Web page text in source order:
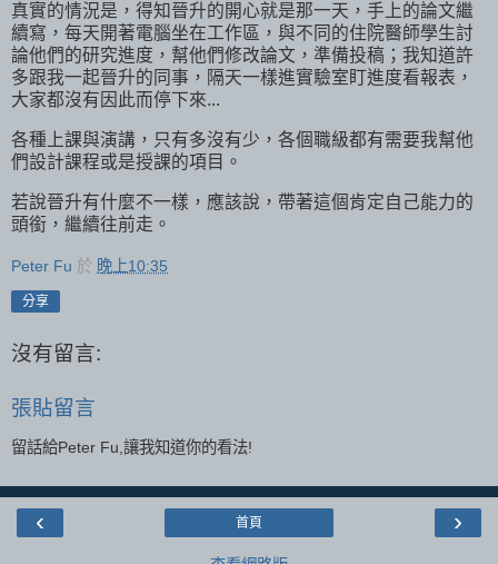
真實的情況是，得知晉升的開心就是那一天，手上的論文繼
續寫，每天開著電腦坐在工作區，與不同的住院醫師學生討
論他們的研究進度，幫他們修改論文，準備投稿；我知道許
多跟我一起晉升的同事，隔天一樣進實驗室盯進度看報表，
大家都沒有因此而停下來...
各種上課與演講，只有多沒有少，各個職級都有需要我幫他
們設計課程或是授課的項目。
若說晉升有什麼不一樣，應該說，帶著這個肯定自己能力的
頭銜，繼續往前走。
Peter Fu 於 晚上10:35
分享
沒有留言:
張貼留言
留話給Peter Fu,讓我知道你的看法!
‹ ›
首頁